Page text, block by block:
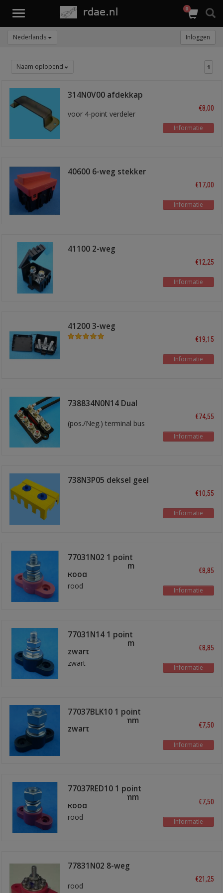
Toggle
0
Nederlands Inloggen
Naam oplopend 1
314N0V00 afdekkap
voor 4-point verdeler
€8,00
Informatie
40600 6-weg stekker
€17,00
Informatie
41100 2-weg
€12,25
Informatie
41200 3-weg
verdeelpunt
€19,15
Informatie
738834N0N14 Dual
(pos./Neg.) terminal bus
€74,55
Informatie
738N3P05 deksel geel
€10,55
Informatie
77031N02 1 point
terminal bus 8mm
Rood
rood
€8,85
Informatie
77031N14 1 point
terminal bus 8mm
zwart
zwart
€8,85
Informatie
77037BLK10 1 point
terminal bus 10mm
zwart
€7,50
Informatie
77037RED10 1 point
terminal bus 10mm
Rood
rood
€7,50
Informatie
77831N02 8-weg
rood
€21,25